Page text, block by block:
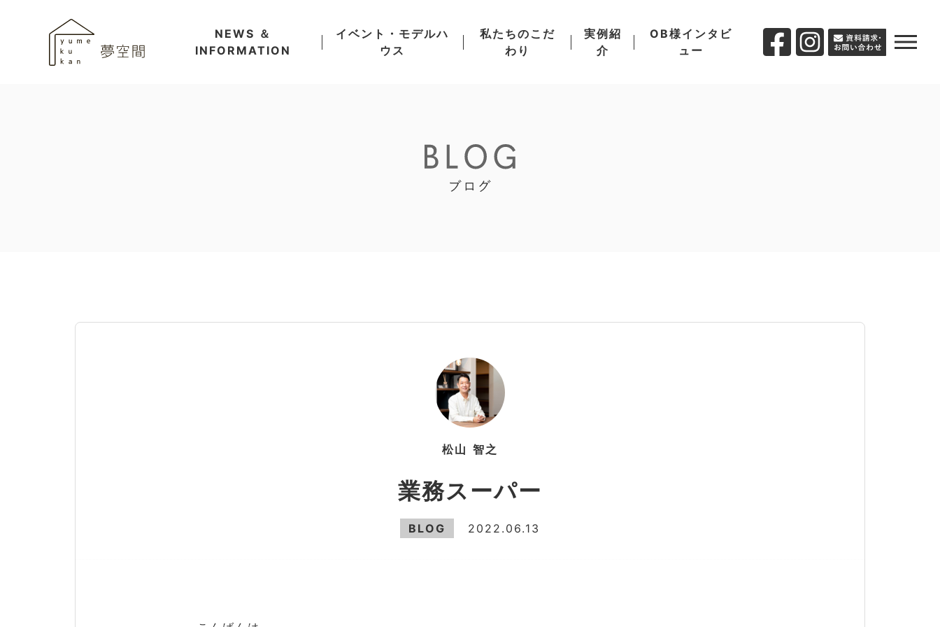
NEWS ＆
INFORMATION
イベント・モデルハ
ウス
私たちのこだ
わり
実例紹
介
OB様インタビ
ュー
松山 智之
業務スーパー
BLOG 2022.06.13